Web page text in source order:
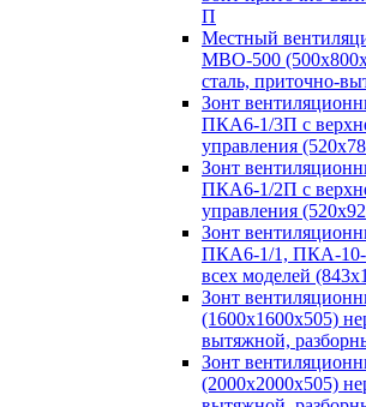
П
Местный
МВО-500
сталь, приточно-
Зонт
ПКА6-1/3П с
управления
Зонт
ПКА6-1/2П с
управления
Зонт
ПКА6-1/1, ПКА-10-
всех моделей
Зонт
(1600х1600х505)
вытяжной,
Зонт
(2000х2000х505)